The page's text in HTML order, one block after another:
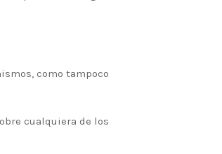
como tampoco
cualquiera de los